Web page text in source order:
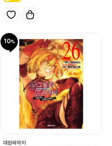
10
대원씨아이